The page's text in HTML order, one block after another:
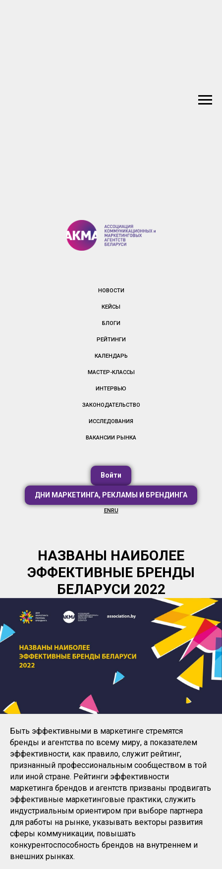
НОВОСТИ
КЕЙСЫ
БЛОГИ
РЕЙТИНГИ
КАЛЕНДАРЬ
МАСТЕР-КЛАССЫ
ИНТЕРВЬЮ
ЗАКОНОДАТЕЛЬСТВО
ИССЛЕДОВАНИЯ
ВАКАНСИИ РЫНКА
Войти
ДНИ МАРКЕТИНГА, РЕКЛАМЫ И БРЕНДИНГА
ENRU
НАЗВАНЫ НАИБОЛЕЕ
ЭФФЕКТИВНЫЕ БРЕНДЫ
БЕЛАРУСИ 2022
Быть эффективными в маркетинге стремятся
бренды и агентства по всему миру, а показателем
эффективности, как правило, служит рейтинг,
признанный профессиональным сообществом в той
или иной стране. Рейтинги эффективности
маркетинга брендов и агентств призваны продвигать
эффективные маркетинговые практики, служить
индустриальным ориентиром при выборе партнера
для работы на рынке, указывать векторы развития
сферы коммуникации, повышать
конкурентоспособность брендов на внутреннем и
внешних рынках.